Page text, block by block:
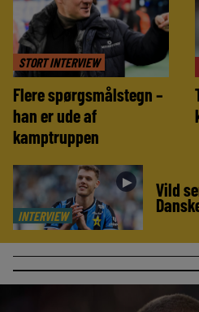
STORT INTERVIEW
Flere spørgsmålstegn –
han er ude af
kamptruppen
// LIVE
INTERVIEW
► Vild